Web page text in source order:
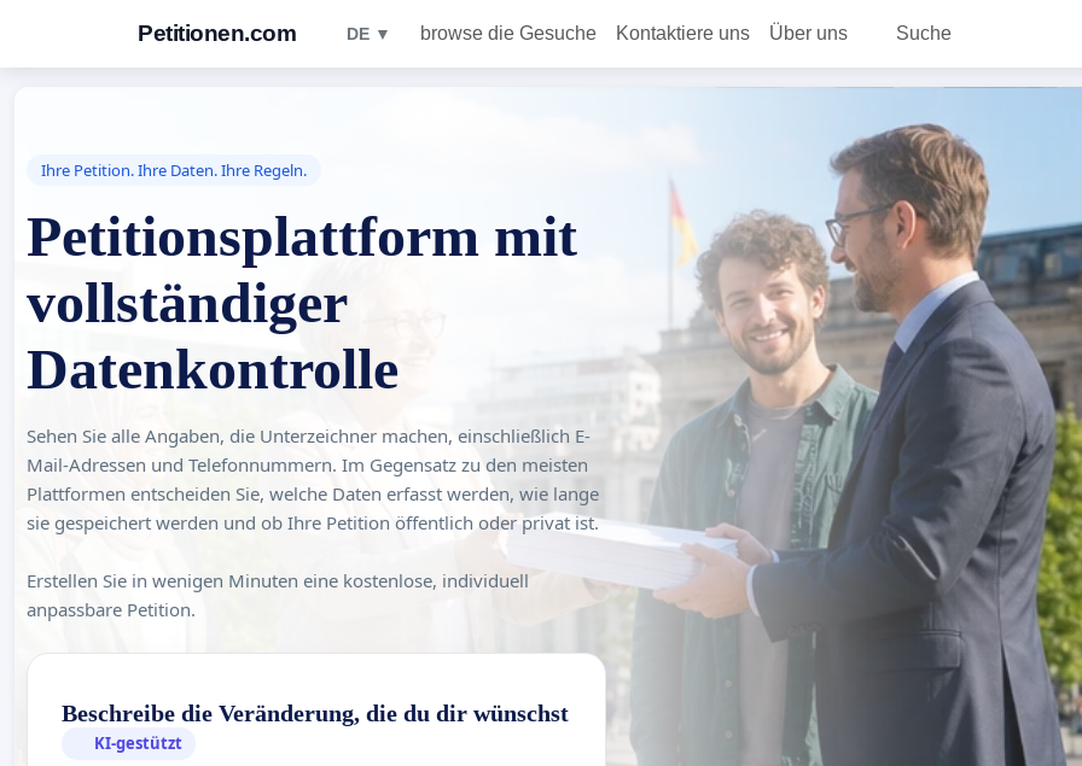
Petitionen.com DE ▼ browse die Gesuche Kontaktiere uns Über uns Suche
Ihre Petition. Ihre Daten. Ihre Regeln.
Petitionsplattform mit
vollständiger
Datenkontrolle
Sehen Sie alle Angaben, die Unterzeichner machen, einschließlich E-
Mail-Adressen und Telefonnummern. Im Gegensatz zu den meisten
Plattformen entscheiden Sie, welche Daten erfasst werden, wie lange
sie gespeichert werden und ob Ihre Petition öffentlich oder privat ist.
Erstellen Sie in wenigen Minuten eine kostenlose, individuell
anpassbare Petition.
Beschreibe die Veränderung, die du dir wünschst
KI-gestützt